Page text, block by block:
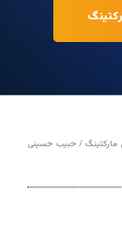
مارکتینگ / حبیب حسینی